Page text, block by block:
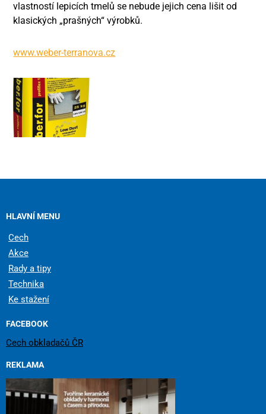
vlastností lepicích tmelů se nebude jejich cena lišit od
klasických „prašných“ výrobků.
www.weber-terranova.cz
HLAVNÍ MENU
Cech
Akce
Rady a tipy
Technika
Ke stažení
FACEBOOK
Cech obkladačů ČR
REKLAMA